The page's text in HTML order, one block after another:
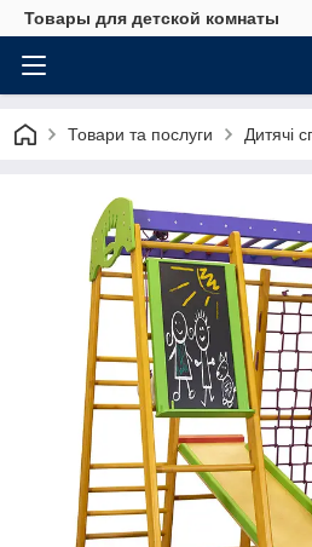
Товары для детской комнаты
Товари та послуги Дитячі